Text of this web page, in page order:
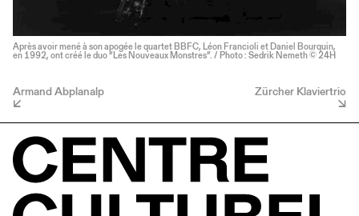
Après avoir mené à son apogée le quartet BBFC, Léon Francioli et Daniel Bourquin,
en 1992, ont créé le duo “Les Nouveaux Monstres”. / Photo : Sedrik Nemeth © 24H
Armand Abplanalp Zürcher Klaviertrio